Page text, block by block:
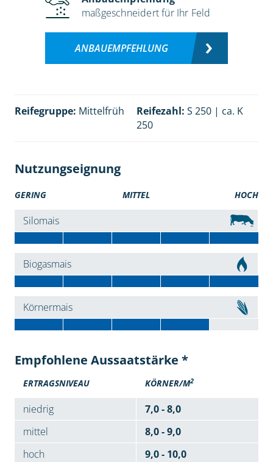
maßgeschneidert für Ihr Feld
ANBAUEMPFEHLUNG
Reifegruppe: Mittelfrüh Reifezahl: S 250 | ca. K
250
Nutzungseignung
GERING MITTEL HOCH
Silomais
Biogasmais
Körnermais
Empfohlene Aussaatstärke *
ERTRAGSNIVEAU KÖRNER/M2
niedrig
7,0 - 8,0
mittel
8,0 - 9,0
hoch
9,0 - 10,0